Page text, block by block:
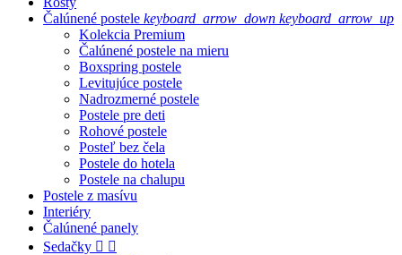
Čalúnené postele keyboard_arrow_down keyboard_arrow_up
Kolekcia Premium
Čalúnené postele na mieru
Boxspring postele
Levitujúce postele
Nadrozmerné postele
Postele pre deti
Rohové postele
Posteľ bez čela
Postele do hotela
Postele na chalupu
Postele z masívu
Interiéry
Čalúnené panely
Sedačky  